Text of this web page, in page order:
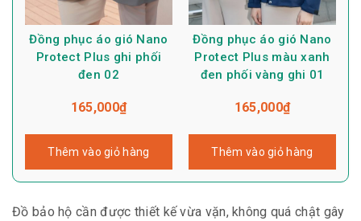
Đồng phục áo gió Nano
Protect Plus ghi phối
đen 02
165,000₫
Thêm vào giỏ hàng
Đồng phục áo gió Nano
Protect Plus màu xanh
đen phối vàng ghi 01
165,000₫
Thêm vào giỏ hàng
Đồ bảo hộ cần được thiết kế vừa vặn, không quá chật gây